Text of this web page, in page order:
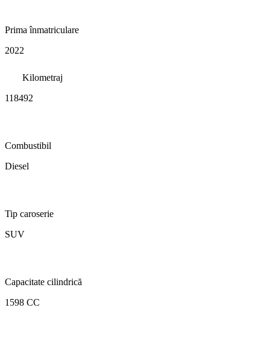
Prima înmatriculare
2022
Kilometraj
118492
Combustibil
Diesel
Tip caroserie
SUV
Capacitate cilindrică
1598 CC